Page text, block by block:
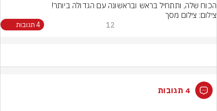
הכוח שלה, ותתחיל בראש ובראשונה עם הגדולה ביותר!
צילום: צילום מסך
12 4 תגובות
4 תגובות